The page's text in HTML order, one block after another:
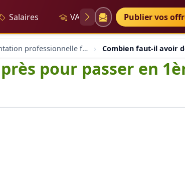
Salaires VAE Diplômes
Publier vos
Orientation professionnelle france suisse quebec Combien faut-il avoir
pour passer en